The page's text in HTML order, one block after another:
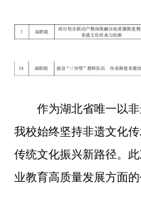
作为湖北省唯一以
我校始终坚持非遗文化
传统文化振兴新路径。
业教育高质量发展方面